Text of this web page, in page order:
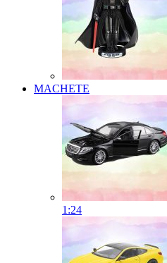
MACHETE
1:24